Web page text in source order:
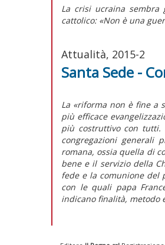
La crisi ucraina
cattolico: «Non è una
Attualità, 2015-2
Santa Sede -
La «riforma non è fine a
più efficace
più costruttivo con tutti.
congregazioni generali
romana, ossia quella di
bene e il servizio della
fede e la comunione del
con le quali papa
indicano finalità, metodo